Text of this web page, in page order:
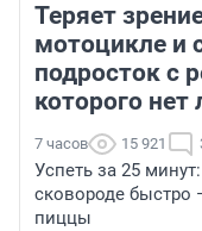
Теряет
мотоцикле и
подросток с
которого нет
7 часов 15 921
Успеть за 25
сковороде быстро
пиццы